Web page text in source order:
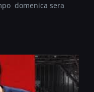
domenica sera